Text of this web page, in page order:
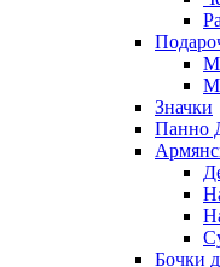
Значки
Панно
Бочки